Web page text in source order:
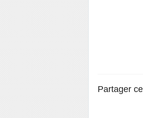
Partager